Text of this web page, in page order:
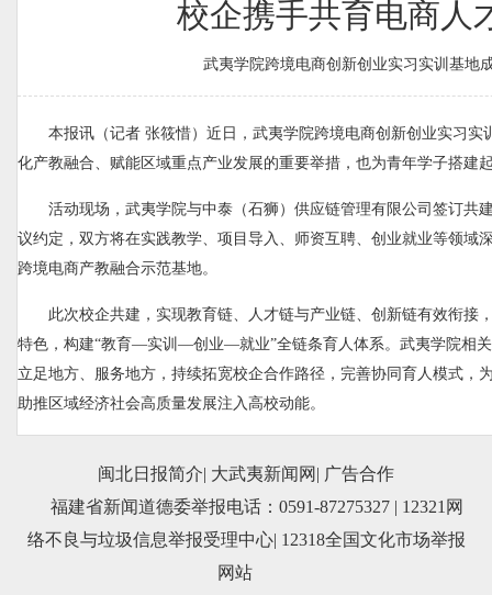
校企携手共育电商人
武夷学院跨境电商创新创业实习实训基地
本报讯（记者 张筱惜）近日，武夷学院跨境电商创新创业实习实
化产教融合、赋能区域重点产业发展的重要举措，也为青年学子搭建
活动现场，武夷学院与中泰（石狮）供应链管理有限公司签订共
议约定，双方将在实践教学、项目导入、师资互聘、创业就业等领域
跨境电商产教融合示范基地。
此次校企共建，实现教育链、人才链与产业链、创新链有效衔接
特色，构建“教育—实训—创业—就业”全链条育人体系。武夷学院相
立足地方、服务地方，持续拓宽校企合作路径，完善协同育人模式，
助推区域经济社会高质量发展注入高校动能。
闽北日报简介| 大武夷新闻网 | 广告合作
福建省新闻道德委举报电话：0591-87275327 | 12321网
络不良与垃圾信息举报受理中心| 12318全国文化市场举报
网站